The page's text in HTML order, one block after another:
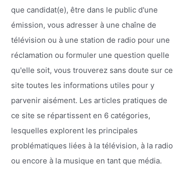
que candidat(e), être dans le public d'une
émission, vous adresser à une chaîne de
télévision ou à une station de radio pour une
réclamation ou formuler une question quelle
qu'elle soit, vous trouverez sans doute sur ce
site toutes les informations utiles pour y
parvenir aisément. Les articles pratiques de
ce site se répartissent en 6 catégories,
lesquelles explorent les principales
problématiques liées à la télévision, à la radio
ou encore à la musique en tant que média.